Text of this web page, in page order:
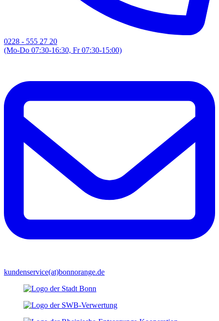
0228 - 555 27 20
(Mo-Do 07:30-16:30, Fr 07:30-15:00)
kundenservice(at)bonnorange.de